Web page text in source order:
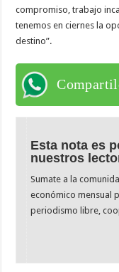
compromiso, trabajo
tenemos en ciernes la
destino”.
Esta nota es
nuestros
Sumate a la
económico mensual
periodismo libre,